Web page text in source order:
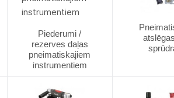
Piederumi /
rezerves daļas
pneimatiskajiem
instrumentiem